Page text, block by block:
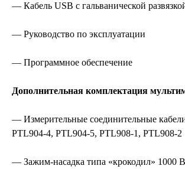
— Кабель USB с гальванической
— Руководство по эксплуатации
— Программное обеспечение
Дополнительная комплектация
— Измерительные соединительные
PTL904-4, PTL904-5, PTL908-1, PTL908-2
— Зажим-насадка типа «крокодил» 1000